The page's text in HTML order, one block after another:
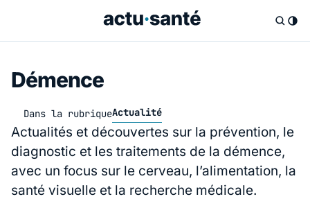
Démence
Dans la rubriqueActualité
Actualités et découvertes sur la prévention, le
diagnostic et les traitements de la démence,
avec un focus sur le cerveau, l’alimentation, la
santé visuelle et la recherche médicale.